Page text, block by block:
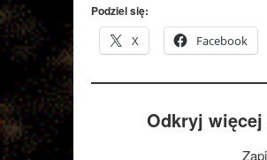
Podziel się:
X
Facebook
Odkryj więcej